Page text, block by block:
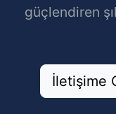
güçlendiren
İletişime